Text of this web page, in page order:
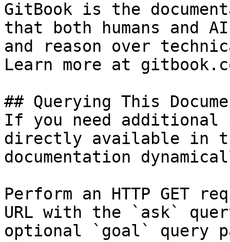
GitBook is the
that both humans and
and reason over
Learn more at
## Querying This
If you need
directly available in
documentation
Perform an HTTP GET
URL with the `ask`
optional `goal` query